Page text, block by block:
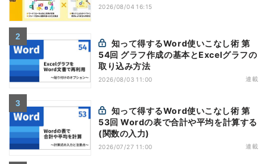
2026/08/04 16:15
54回 グラフ作成の基本とExcelグラフの
取り込み方法
2026/08/03 11:00 連載
53回 Wordの表で合計や平均を計算する
(関数の入力)
2026/07/27 11:00 連載